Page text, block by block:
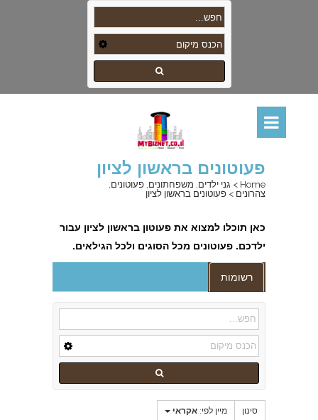
פעוטונים בראשון לציון
Home
> גני ילדים, משפחתונים, פעוטונים,
צהרונים > פעוטונים בראשון לציון
כאן תוכלו למצוא את פעוטון בראשון לציון עבור
ילדכם. פעוטונים מכל הסוגים ולכל הגילאים.
רשומות
סינון מיין לפי: אקראי